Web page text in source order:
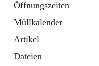
Öffnungszeiten
Müllkalender
Artikel
Dateien